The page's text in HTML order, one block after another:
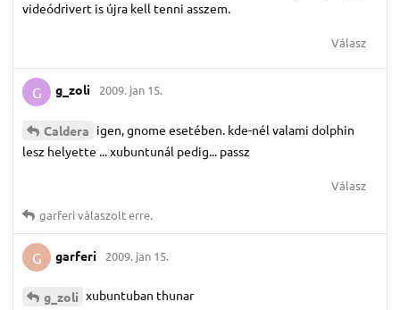
videódrivert is újra kell tenni asszem.
Válasz
G g_zoli 2009. jan 15.
Caldera igen, gnome esetében. kde-nél valami dolphin
lesz helyette ... xubuntunál pedig... passz
Válasz
garferiválaszolt erre.
G garferi 2009. jan 15.
g_zoli xubuntuban thunar